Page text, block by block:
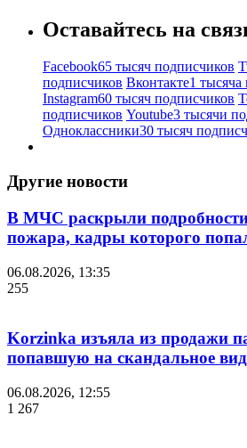
Оставайтесь на
Facebook65 тысяч подписчиков
подписчиков Вконтакте1 тысяча
Instagram60 тысяч подписчиков
подписчиков Youtube3 тысячи
Одноклассники30 тысяч
Другие новости
В МЧС раскрыли
пожара, кадры которого
06.08.2026, 13:35
255
Korzinka изъяла из продажи
попавшую на скандальное
06.08.2026, 12:55
1 267